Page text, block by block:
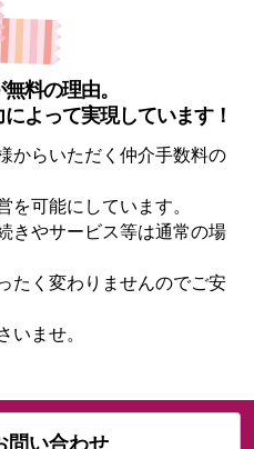
料の理由。
よって実現しています！
からいただく仲介手数料の
を可能にしています。
きやサービス等は通常の場
たく変わりませんのでご安
いませ。
問い合わせ